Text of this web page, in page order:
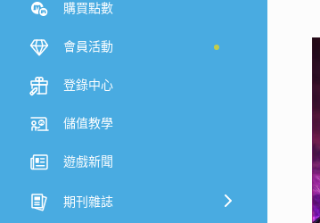
購買點數
會員活動
登錄中心
儲值教學
遊戲新聞
期刊雜誌